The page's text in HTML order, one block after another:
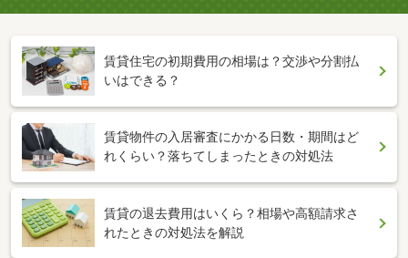
賃貸住宅の初期費用の相場は？交渉や分割払
いはできる？
賃貸物件の入居審査にかかる日数・期間はど
れくらい？落ちてしまったときの対処法
賃貸の退去費用はいくら？相場や高額請求さ
れたときの対処法を解説